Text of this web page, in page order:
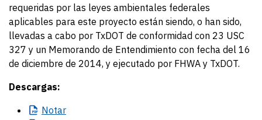
requeridas por las leyes ambientales federales
aplicables para este proyecto están siendo, o han sido,
llevadas a cabo por TxDOT de conformidad con 23 USC
327 y un Memorando de Entendimiento con fecha del 16
de diciembre de 2014, y ejecutado por FHWA y TxDOT.
Descargas:
Notar